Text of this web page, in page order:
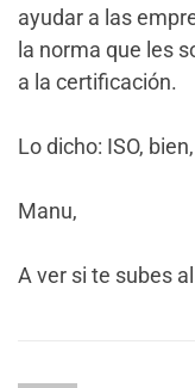
ayudar a las
la norma que les
a la certificación.
Lo dicho: ISO,
Manu,
A ver si te subes